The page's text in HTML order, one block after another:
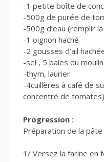
-1 petite boîte de
-500g de purée de
-500g d’eau (remplir
-1 oignon haché
-2 gousses d’ail
-sel , 5 baies du moulin
-thym, laurier
-4cuillères à café de
concentré de
Progression :
Préparation de la pâte
1/ Versez la farine en